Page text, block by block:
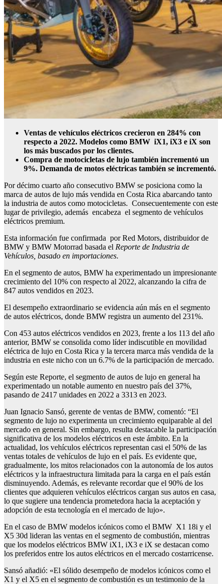
Ventas de vehículos eléctricos crecieron en 284% con
respecto a 2022. Modelos como BMW iX1, iX3 e iX son
los más buscados por los clientes.
Compra de motocicletas de lujo también incrementó un
9%. Demanda de motos eléctricas también se incrementó.
Por décimo cuarto año consecutivo BMW se posiciona como la
marca de autos de lujo más vendida en Costa Rica abarcando tanto
la industria de autos como motocicletas. Consecuentemente con este
lugar de privilegio, además encabeza el segmento de vehículos
eléctricos premium.
Esta información fue confirmada por Red Motors, distribuidor de
BMW y BMW Motorrad basada el Reporte de Industria de
Vehículos, basado en importaciones.
En el segmento de autos, BMW ha experimentado un impresionante
crecimiento del 10% con respecto al 2022, alcanzando la cifra de
847 autos vendidos en 2023.
El desempeño extraordinario se evidencia aún más en el segmento
de autos eléctricos, donde BMW registra un aumento del 231%.
Con 453 autos eléctricos vendidos en 2023, frente a los 113 del año
anterior, BMW se consolida como líder indiscutible en movilidad
eléctrica de lujo en Costa Rica y la tercera marca más vendida de la
industria en este nicho con un 6.7% de la participación de mercado.
Según este Reporte, el segmento de autos de lujo en general ha
experimentado un notable aumento en nuestro país del 37%,
pasando de 2417 unidades en 2022 a 3313 en 2023.
Juan Ignacio Sansó, gerente de ventas de BMW, comentó: “El
segmento de lujo no experimenta un crecimiento equiparable al del
mercado en general. Sin embargo, resulta destacable la participación
significativa de los modelos eléctricos en este ámbito. En la
actualidad, los vehículos eléctricos representan casi el 50% de las
ventas totales de vehículos de lujo en el país. Es evidente que,
gradualmente, los mitos relacionados con la autonomía de los autos
eléctricos y la infraestructura limitada para la carga en el país están
disminuyendo. Además, es relevante recordar que el 90% de los
clientes que adquieren vehículos eléctricos cargan sus autos en casa,
lo que sugiere una tendencia prometedora hacia la aceptación y
adopción de esta tecnología en el mercado de lujo».
En el caso de BMW modelos icónicos como el BMW X1 18i y el
X5 30d lideran las ventas en el segmento de combustión, mientras
que los modelos eléctricos BMW iX1, iX3 e iX se destacan como
los preferidos entre los autos eléctricos en el mercado costarricense.
Sansó añadió: «El sólido desempeño de modelos icónicos como el
X1 y el X5 en el segmento de combustión es un testimonio de la